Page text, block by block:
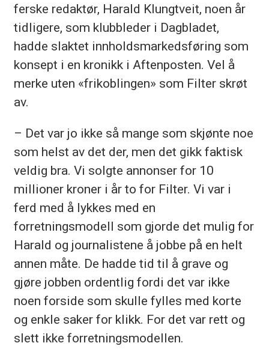
ferske redaktør, Harald Klungtveit, noen år
tidligere, som klubbleder i Dagbladet,
hadde slaktet innholdsmarkeds­føring som
konsept i en kronikk i Aftenposten. Vel å
merke uten «frikoblingen» som Filter skrøt
av.
– Det var jo ikke så mange som skjønte noe
som helst av det der, men det gikk faktisk
veldig bra. Vi solgte annonser for 10
millioner kroner i år to for Filter. Vi var i
ferd med å lykkes med en
forretningsmodell som gjorde det mulig for
Harald og journalistene å jobbe på en helt
annen måte. De hadde tid til å grave og
gjøre jobben ordentlig fordi det var ikke
noen forside som skulle fylles med korte
og enkle saker for klikk. For det var rett og
slett ikke forretnings­modellen.